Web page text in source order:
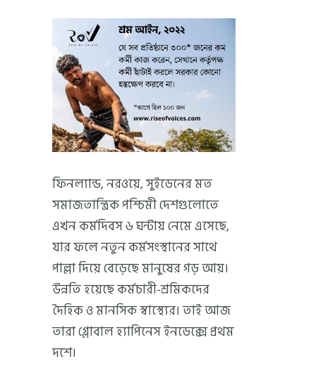
ফিনল্যান্ড, নরওয়ে, সুইডেনের মত
সমাজতান্ত্রিক পশ্চিমী দেশগুলোতে
এখন কর্মদিবস ৬ ঘন্টায় নেমে এসেছে,
যার ফলে নতুন কর্মসংস্থানের সাথে
পাল্লা দিয়ে বেড়েছে মানুষের গড় আয়।
উন্নতি হয়েছে কর্মচারী-শ্রমিকদের
দৈহিক ও মানসিক স্বাস্থ্যের। তাই আজ
তারা গ্লোবাল হ্যাপিনেস ইনডেক্সে প্রথম
দশে।